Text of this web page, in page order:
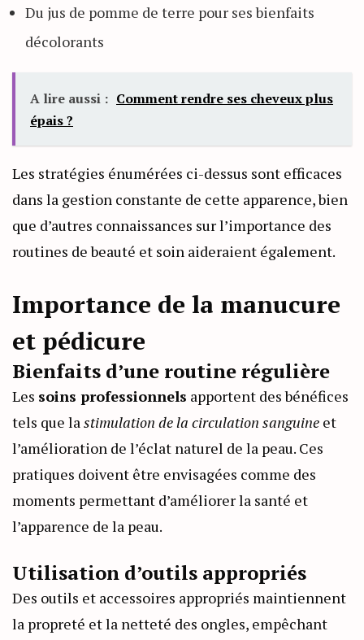
Du jus de pomme de terre pour ses bienfaits
décolorants
A lire aussi : Comment rendre ses cheveux plus
épais ?
Les stratégies énumérées ci-dessus sont efficaces
dans la gestion constante de cette apparence, bien
que d’autres connaissances sur l’importance des
routines de beauté et soin aideraient également.
Importance de la manucure
et pédicure
Bienfaits d’une routine régulière
Les soins professionnels apportent des bénéfices
tels que lastimulation de la circulation sanguine et
l’amélioration de l’éclat naturel de la peau. Ces
pratiques doivent être envisagées comme des
moments permettant d’améliorer la santé et
l’apparence de la peau.
Utilisation d’outils appropriés
Des outils et accessoires appropriés maintiennent
la propreté et la netteté des ongles, empêchant